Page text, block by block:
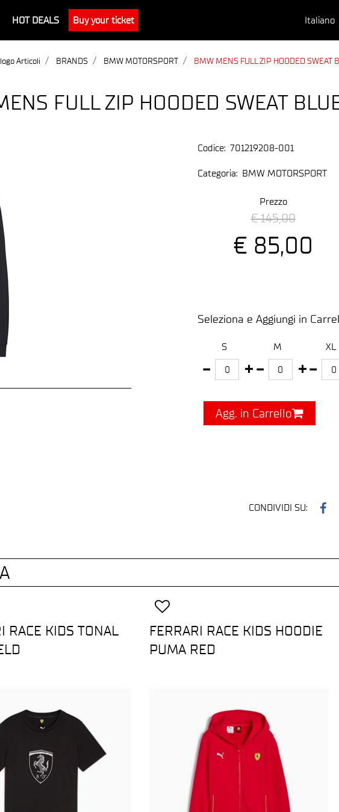
HOT DEALS Buy your ticket Italiano
Articoli BRANDS BMW MOTORSPORT BMW MENS FULL ZIP HOODED SWEAT
FULL ZIP HOODED SWEAT
Codice: 701219208-001
Categoria: BMW MOTORSPORT
Prezzo
€ 145,00
€ 85,00
Seleziona e Aggiungi in
S M XL
Agg. in Carrello
CONDIVIDI SU:
RACE KIDS TONAL
FERRARI RACE KIDS HOODIE
PUMA RED